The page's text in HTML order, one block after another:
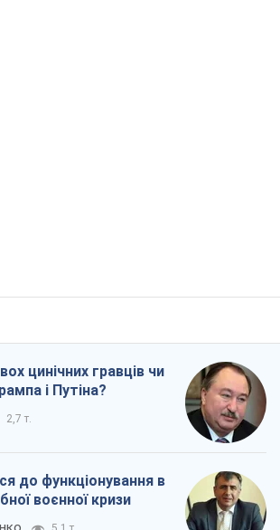
цинічних гравців чи
і Путіна?
2,7 т.
до функціонування в
воєнної кризи